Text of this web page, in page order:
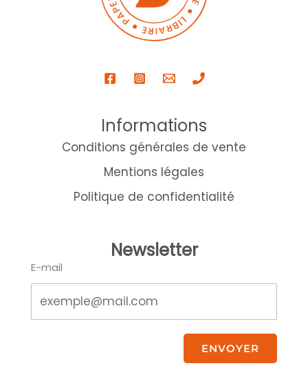
Informations
Conditions générales de vente
Mentions légales
Politique de confidentialité
Newsletter
E-mail
ENVOYER